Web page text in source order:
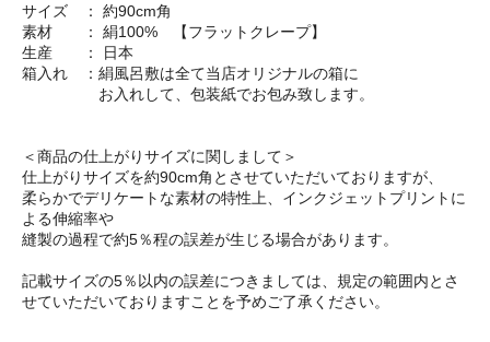
サイズ ： 約90cm角
素材 ： 絹100% 【フラットクレープ】
生産 ： 日本
箱入れ ：絹風呂敷は全て当店オリジナルの箱に
お入れして、包装紙でお包み致します。
＜商品の仕上がりサイズに関しまして＞
仕上がりサイズを約90cm角とさせていただいておりますが、
柔らかでデリケートな素材の特性上、インクジェットプリントに
よる伸縮率や
縫製の過程で約5％程の誤差が生じる場合があります。
記載サイズの5％以内の誤差につきましては、規定の範囲内とさ
せていただいておりますことを予めご了承ください。